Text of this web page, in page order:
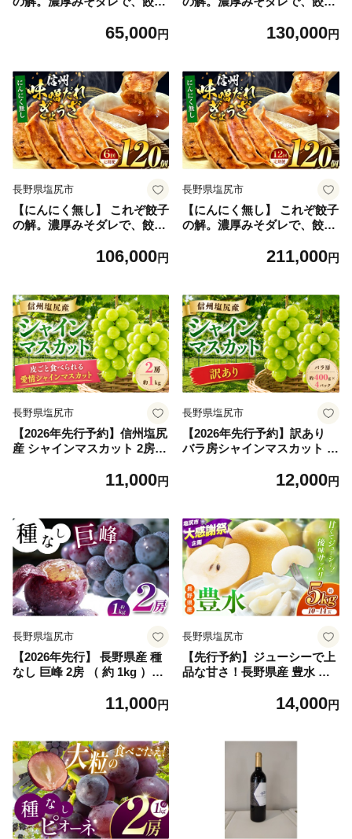
便】 60個(30個×2pc)×6回｜
レ 秘伝のタレ 濃厚 中華 にん
にく 豚肉 キャベツ 肉汁 信州
味噌 ジューシー 経木 長野県
塩尻市
65,000円
便】 60個(30個×2pc)×12回｜
レ 秘伝のタレ 濃厚 中華 にん
にく 豚肉 キャベツ 肉汁 信州
味噌 ジューシー 経木 長野県
塩尻市
130,000円
長野県塩尻市
【にんにく無し】 これぞ餃子
の解。濃厚みそダレで、餃子
便】 120個(30個×4pc)×6回｜
レ 秘伝のタレ 濃厚 中華 にん
にく 豚肉 キャベツ 肉汁 信州
味噌 ジューシー 経木 長野県
塩尻市
106,000円
長野県塩尻市
【にんにく無し】 これぞ餃子
の解。濃厚みそダレで、餃子
便】 120個(30個×4pc)×12回
ダレ 秘伝のタレ 濃厚 中華 に
んにく 豚肉 キャベツ 肉汁 信
州味噌 ジューシー 経木 長野
県 塩尻市
211,000円
長野県塩尻市
【2026年先行予約】信州塩尻
産 シャインマスカット 2房
旬にかけて順次発送予定】｜
と ぶどう 葡萄 フルーツ 果物
YoshieVineyard 塩尻市 長野
県 信州
11,000円
長野県塩尻市
【2026年先行予約】訳あり
バラ房シャインマスカット 約
11月初旬にかけて順次発送予
んますかっと 訳あり バラ房
小粒 不揃い 粒抜け 曲がり ぶ
どう 葡萄 フルーツ 果物 Yos
hieVineyard 塩尻市 長野県
信州
12,000円
長野県塩尻市
【2026年先行】 長野県産 種
なし 巨峰 2房 （ 約 1kg ）
て順次発送予定】 | 果物 くだ
県 塩尻市
11,000円
長野県塩尻市
【先行予約】ジューシーで上
品な甘さ！長野県産 豊水 約5
旬～10月上旬にかけて順次発
14,000円